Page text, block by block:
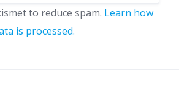
to reduce spam. Learn how
is processed.